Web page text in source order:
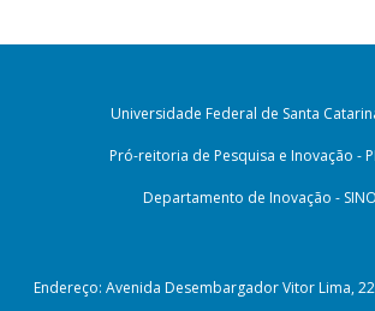
Universidade Federal de Santa
Pró-reitoria de Pesquisa e Inovação -
Departamento de Inovação -
Endereço: Avenida Desembargador Vitor Lima,